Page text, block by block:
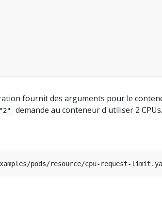
fournit des arguments pour le
demande au conteneur d'utiliser 2 CPUs.
pods/resource/cpu-request-